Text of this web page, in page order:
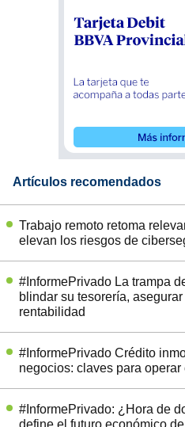
Artículos recomendados
Trabajo remoto retoma
elevan los riesgos de
#InformePrivado La trampa
blindar su tesorería,
rentabilidad
#InformePrivado Crédito
negocios: claves para operar
#InformePrivado: ¿Hora de
define el futuro económico